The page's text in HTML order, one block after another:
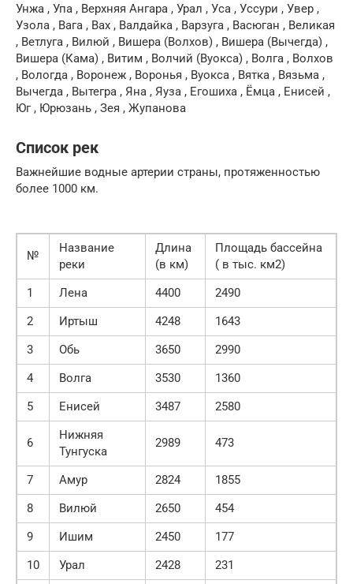
Унжа , Упа , Верхняя Ангара , Урал , Уса , Уссури , Увер ,
Узола , Вага , Вах , Валдайка , Варзуга , Васюган , Великая
, Ветлуга , Вилюй , Вишера (Волхов) , Вишера (Вычегда) ,
Вишера (Кама) , Витим , Волчий (Вуокса) , Волга , Волхов
, Вологда , Воронеж , Воронья , Вуокса , Вятка , Вязьма ,
Вычегда , Вытегра , Яна , Яуза , Егошиха , Ёмца , Енисей ,
Юг , Юрюзань , Зея , Жупанова
Список рек
Важнейшие водные артерии страны, протяженностью
более 1000 км.
№
Название
реки
Длина
(в км)
Площадь бассейна
( в тыс. км2)
1
Лена 4400
2490
2
Иртыш 4248
1643
3
Обь 3650
2990
4
Волга 3530
1360
5
Енисей 3487 2580
6
Нижняя
Тунгуска
2989 473
7 Амур 2824
1855
8
Вилюй 2650
454
9
Ишим 2450
177
10
Урал 2428
231